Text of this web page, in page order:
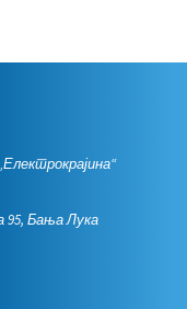
95, Бања Лука